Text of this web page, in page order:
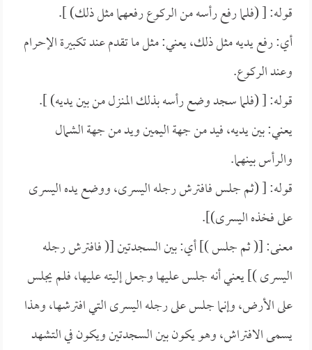
قوله: [ (فلما رفع رأسه من الركوع رفعهما مثل ذلك) ].
أي: رفع يديه مثل ذلك، يعني: مثل ما تقدم عند تكبيرة الإحرام
وعند الركوع.
قوله: [ (فلما سجد وضع رأسه بذلك المنزل من بين يديه) ].
يعني: بين يديه، فيد من جهة اليمين ويد من جهة الشمال
والرأس بينهما.
قوله: [ (ثم جلس فافترش رجله اليسرى، ووضع يده اليسرى
على فخذه اليسرى)].
معنى: [( ثم جلس )] أي: بين السجدتين [( فافترش رجله
اليسرى )] يعني أنه جلس عليها وجعل إليته عليها، فلم يجلس
على الأرض، وإنما جلس على رجله اليسرى التي افترشها، وهذا
يسمى الافتراش، وهو يكون بين السجدتين ويكون في التشهد